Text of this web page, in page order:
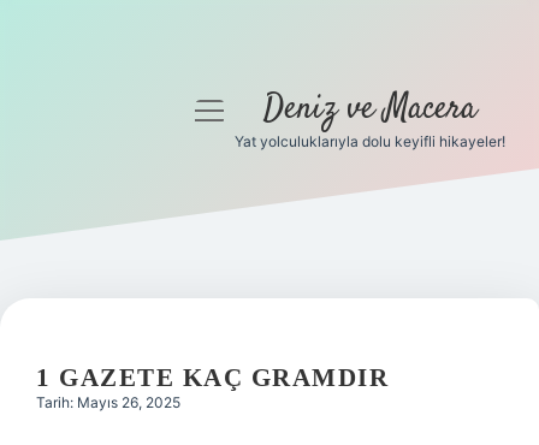
Gizlilik Politikası
Yasal Uyarı
menüyüDeniz ve Macera
Yat yolculuklarıyla dolu keyifli hikayeler!
1 GAZETE KAÇ GRAMDIR
Tarih: Mayıs 26, 2025